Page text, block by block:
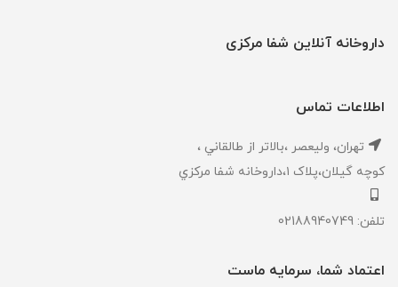
داروخانه آنلاین شفا مرکزی
اطلاعات تماس
تهران، ‎وليعصر ،بالاتر از طالقاني ،
كوچه گيلان،پلاک ۱،داروخانه شفا مركزي
تلفن: 02188940749
اعتماد شما، سرمایه ماست